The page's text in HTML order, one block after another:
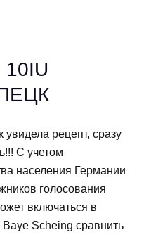
10IU
увидела рецепт, сразу
С учетом
населения Германии
голосования
включаться в
Scheing сравнить